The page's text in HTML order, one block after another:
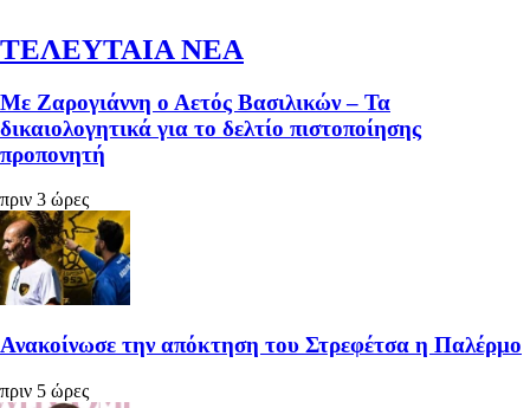
ΤΕΛΕΥΤΑΙΑ ΝΕΑ
Με Ζαρογιάννη ο Αετός Βασιλικών – Τα
δικαιολογητικά για το δελτίο πιστοποίησης
προπονητή
πριν 3 ώρες
Ανακοίνωσε την απόκτηση του Στρεφέτσα η Παλέρμο
πριν 5 ώρες